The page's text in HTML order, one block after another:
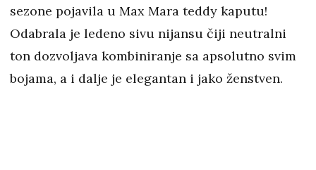
sezone pojavila u Max Mara teddy kaputu!
Odabrala je ledeno sivu nijansu čiji neutralni
ton dozvoljava kombiniranje sa apsolutno svim
bojama, a i dalje je elegantan i jako ženstven.